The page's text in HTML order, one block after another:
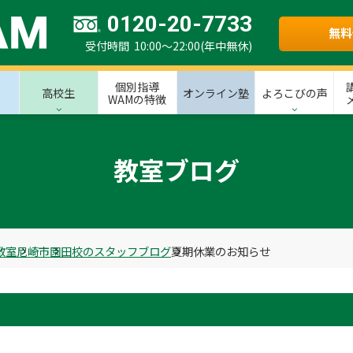
0120-20-7733
受付時間 10:00～22:00(年中無休)
無
高校生
個別指導
WAMの特徴
オンライン塾 よろこびの声
教室ブログ
室尼崎市園田校のスタッフブログ夏期休業のお知らせ